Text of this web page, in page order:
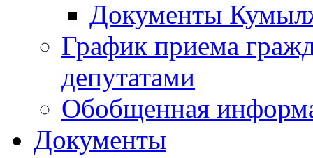
Документы
График приема
депутатами
Обобщенная
Документы